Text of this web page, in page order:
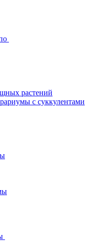
растений
с суккулентами